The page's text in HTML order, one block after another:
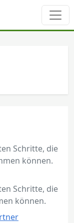
Schritte, die
können.
Schritte, die
können.